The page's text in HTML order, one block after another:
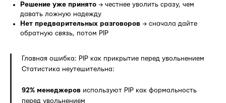
Решение уже принято → честнее уволить сразу, чем
давать ложную надежду
Нет предварительных разговоров → сначала дайте
обратную связь, потом PIP
Главная ошибка: PIP как прикрытие перед увольнением
Статистика неутешительна:
92% менеджеров используют PIP как формальность
перед увольнением